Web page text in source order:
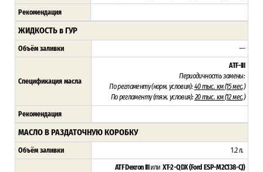
Рекомендация
ЖИДКОСТЬ в ГУР
Объём заливки ---
Спецификация масла
ATF-III
Периодичность замены:
По регламенту (норм. условия):40 тыс. км (15 мес.)
По регламенту (тяж. условия):20 тыс. км (12 мес.)
Рекомендация
МАСЛО В РАЗДАТОЧНУЮ КОРОБКУ
Объём заливки 1.2 л.
ATF Dexron III илиXT-2-QDX (Ford ESP-M2C138-CJ)